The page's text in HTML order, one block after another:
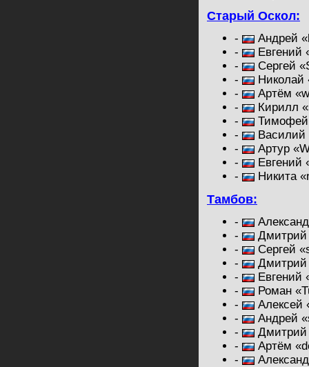
Старый Оскол:
-
Андрей
-
Евгений
-
Сергей
-
-
Артём
-
Кирилл
-
Тимофей
-
Василий
-
Артур
-
Евгений
-
Никита
Тамбов:
-
-
Дмитрий
-
Сергей
-
Дмитрий
-
Евгений
-
Роман
-
Алексей
-
Андрей
-
Дмитрий
-
Артём
-